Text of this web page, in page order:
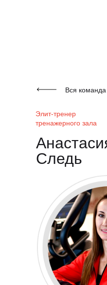
Вся команда
Следь
Элит-тренер
тренажерного зала